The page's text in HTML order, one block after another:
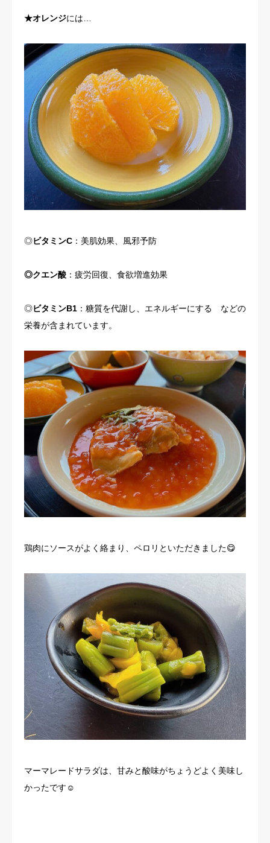
★オレンジには…
◎ビタミンC ：美肌効果、風邪予防
◎クエン酸 ：疲労回復、食欲増進効果
◎ビタミンB1 ：糖質を代謝し、エネルギーにする などの
栄養が含まれています。
鶏肉にソースがよく絡まり、ペロリといただきました😋
マーマレードサラダは、甘みと酸味がちょうどよく美味し
かったです☺